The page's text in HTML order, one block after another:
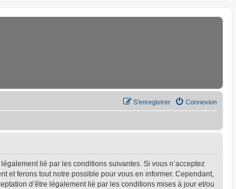
Connexion
S’enregistrer
lié par les conditions suivantes. Si vous n’acceptez
et ferons tout notre possible pour vous en informer. Cependant,
d’être légalement lié par les conditions mises à jour et/ou